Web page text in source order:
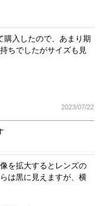
購入したので、あまり期
ちでしたがサイズも見
2023/07/22
を拡大するとレンズの
は黒に見えますが、横